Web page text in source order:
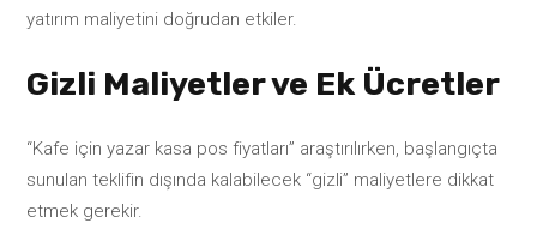
yatırım maliyetini doğrudan etkiler.
Gizli Maliyetler ve Ek Ücretler
“Kafe için yazar kasa pos fiyatları” araştırılırken, başlangıçta
sunulan teklifin dışında kalabilecek “gizli” maliyetlere dikkat
etmek gerekir.